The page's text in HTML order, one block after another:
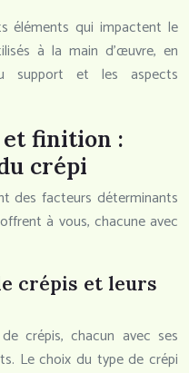
éléments qui impactent le
à la main d’œuvre, en
support et les aspects
finition :
crépi
des facteurs déterminants
à vous, chacune avec
crépis et leurs
crépis, chacun avec ses
Le choix du type de crépi